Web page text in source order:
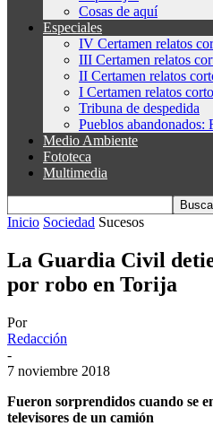
Cosas de aquí
Especiales
IV Certamen relatos
III Certamen relatos
II Certamen relatos
I Certamen relatos
Tribuna de despedida
Pueblos abandonados:
Medio Ambiente
Fototeca
Multimedia
Inicio Sociedad Sucesos
La Guardia Civil
por robo en Torija
Por
Redacción
-
7 noviembre 2018
Fueron sorprendidos cuando se
televisores de un camión